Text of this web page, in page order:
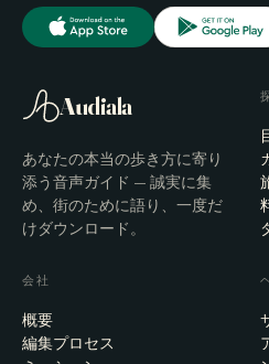
Audiala
あなたの本当の歩き方に寄り
添う音声ガイド — 誠実に集
め、街のために語り、一度だ
けダウンロード。
会社
概要
編集プロセス